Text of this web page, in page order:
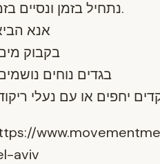
נתחיל בזמן ונסיים בזמן.
אנא
*בקבוק
*בגדים נוחים
יחפים או עם נעלי
aviv